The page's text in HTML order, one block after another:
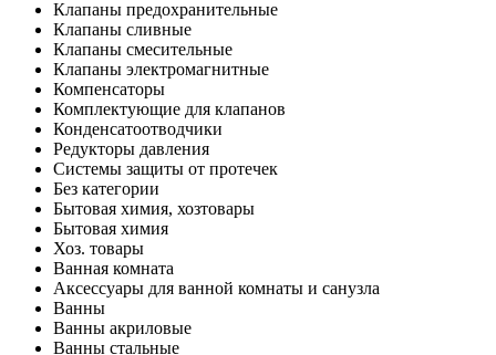
Клапаны предохранительные
Клапаны сливные
Клапаны смесительные
Клапаны электромагнитные
Компенсаторы
Комплектующие для клапанов
Конденсатоотводчики
Редукторы давления
Системы защиты от протечек
Без категории
Бытовая химия, хозтовары
Бытовая химия
Хоз. товары
Ванная комната
Аксессуары для ванной комнаты и санузла
Ванны
Ванны акриловые
Ванны стальные